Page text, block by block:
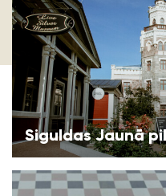
Siguldas Jaunā